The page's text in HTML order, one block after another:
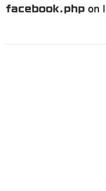
facebook.php on